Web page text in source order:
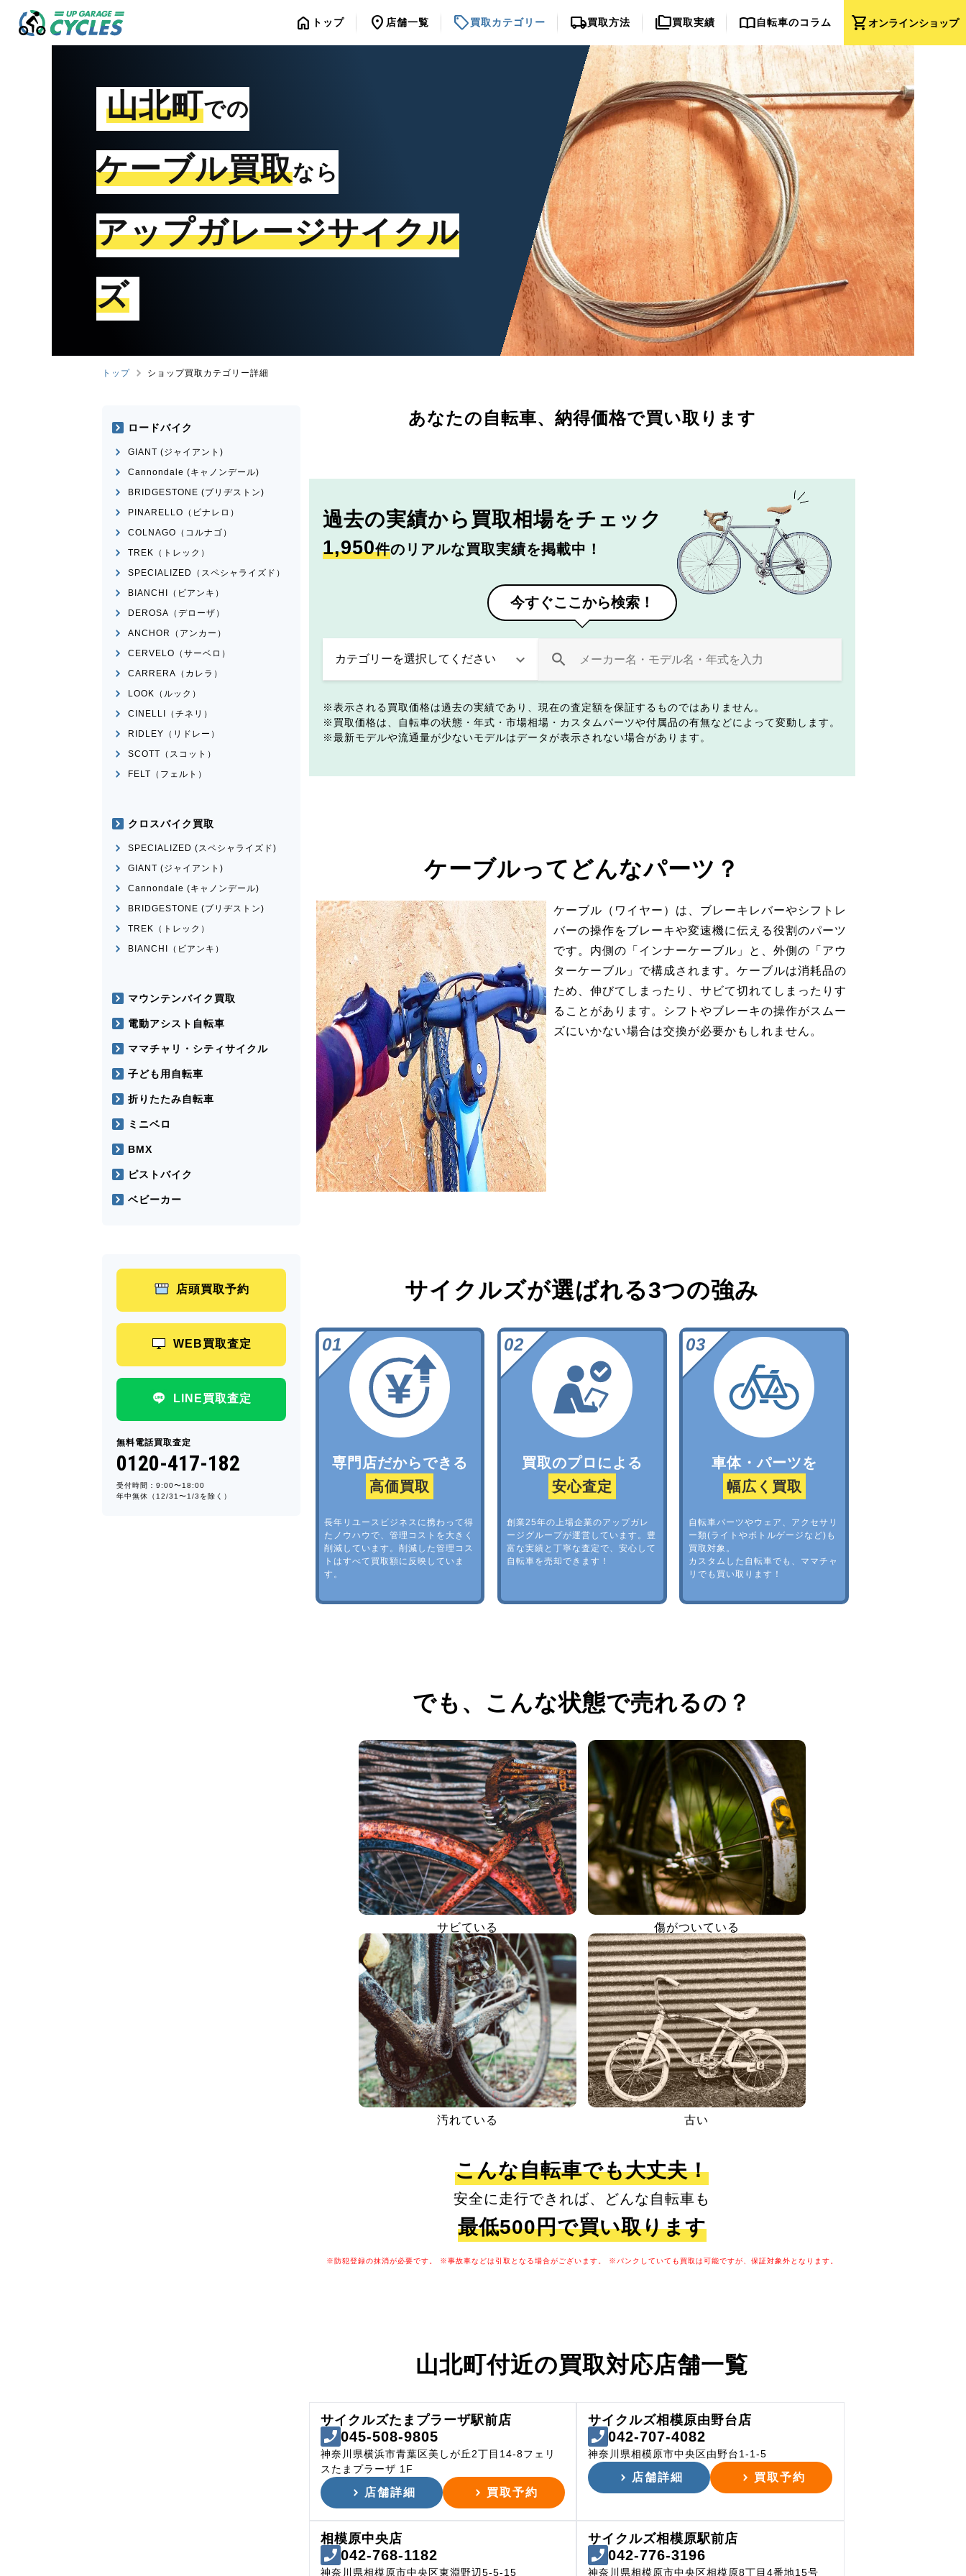
shopping_cartオンラインショップ
home トップ location_on 店舗一覧 sell買取カテゴリー local_shipping買取方法 folder_copy買取実績 import_contacts自転車のコラム
山北町での
ケーブル買取なら
アップガレージサイクル
ズ
トップ ショップ買取カテゴリー詳細
あなたの自転車、 納得価格で買い取ります
過去の実績から 買取相場をチェック
1,950件のリアルな買取実績を掲載中！
今すぐここから検索！
表示される買取価格は過去の実績であり、現在の査定額を保証するものではありません。
買取価格は、自転車の状態・年式・市場相場・カスタムパーツや付属品の有無などによって変動します。
最新モデルや流通量が少ないモデルはデータが表示されない場合があります。
ケーブルってどんなパーツ？
ケーブル（ワイヤー）は、ブレーキレバーやシフトレ
バーの操作をブレーキや変速機に伝える役割のパーツ
です。内側の「インナーケーブル」と、外側の「アウ
ターケーブル」で構成されます。ケーブルは消耗品の
ため、伸びてしまったり、サビて切れてしまったりす
ることがあります。シフトやブレーキの操作がスムー
ズにいかない場合は交換が必要かもしれません。
サイクルズが選ばれる3つの強み
専門店だからできる
高価買取
長年リユースビジネスに携わって得
たノウハウで、管理コストを大きく
削減しています。削減した管理コス
トはすべて買取額に反映していま
す。
買取のプロによる
安心査定
創業25年の上場企業のアップガレ
ージグループが運営しています。豊
富な実績と丁寧な査定で、安心して
自転車を売却できます！
車体・パーツを
幅広く買取
自転車パーツやウェア、アクセサリ
ー類(ライトやボトルゲージなど)も
買取対象。
カスタムした自転車でも、ママチャ
リでも買い取ります！
でも、 こんな状態で売れるの？
サビている 傷がついている
汚れている 古い
こんな自転車でも大丈夫！
安全に走行できれば、どんな自転車も
最低500円で買い取ります
※防犯登録の抹消が必要です。 ※事故車などは引取となる場合がございます。 ※パンクしていても買取は可能ですが、保証対象外となります。
山北町付近の買取対応店舗一覧
サイクルズたまプラーザ駅前店
045-508-9805
神奈川県横浜市青葉区美しが丘2丁目14-8フェリ
スたまプラーザ 1F
店舗詳細 買取予約
サイクルズ相模原由野台店
042-707-4082
神奈川県相模原市中央区由野台1-1-5
店舗詳細 買取予約
相模原中央店
042-768-1182
神奈川県相模原市中央区東淵野辺5-5-15
サイクルズ相模原駅前店
042-776-3196
神奈川県相模原市中央区相模原8丁目4番地15号
ロードバイク
GIANT (ジャイアント)
Cannondale (キャノンデール)
BRIDGESTONE (ブリヂストン)
PINARELLO（ピナレロ）
COLNAGO（コルナゴ）
TREK（トレック）
SPECIALIZED（スペシャライズド）
BIANCHI（ビアンキ）
DEROSA（デローザ）
ANCHOR（アンカー）
CERVELO（サーベロ）
CARRERA（カレラ）
LOOK（ルック）
CINELLI（チネリ）
RIDLEY（リドレー）
SCOTT（スコット）
FELT（フェルト）
クロスバイク買取
SPECIALIZED (スペシャライズド)
GIANT (ジャイアント)
Cannondale (キャノンデール)
BRIDGESTONE (ブリヂストン)
TREK（トレック）
BIANCHI（ビアンキ）
マウンテンバイク買取
電動アシスト自転車
ママチャリ・シティサイクル
子ども用自転車
折りたたみ自転車
ミニベロ
BMX
ピストバイク
ベビーカー
店頭買取予約
WEB買取査定
LINE買取査定
無料電話買取査定
0120-417-182
受付時間：9:00〜18:00
年中無休（12/31〜1/3を除く）